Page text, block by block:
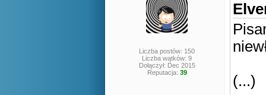
Liczba postów: 150
Liczba wątków: 9
Dołączył: Dec 2015
Reputacja: 39 (...)